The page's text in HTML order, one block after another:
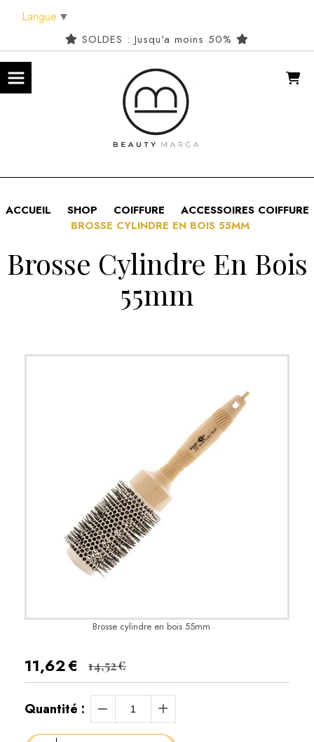
SOLDES : Jusqu'a moins 50%
ACCUEIL SHOP COIFFURE
ACCESSOIRES COIFFURE
BROSSE CYLINDRE EN BOIS 55MM
Brosse Cylindre En Bois
55mm
Brosse cylindre en bois 55mm
11,62€ 14,52€
Quantité :
Langue ▼